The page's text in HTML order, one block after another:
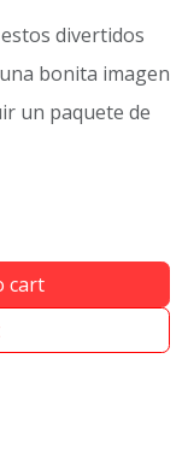
divertidos
bonita imagen
un paquete de
cart